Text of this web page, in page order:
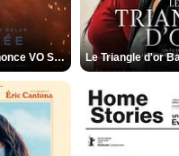
L'Odyssée Bande-annonce VO STFR Le Triangle d'or